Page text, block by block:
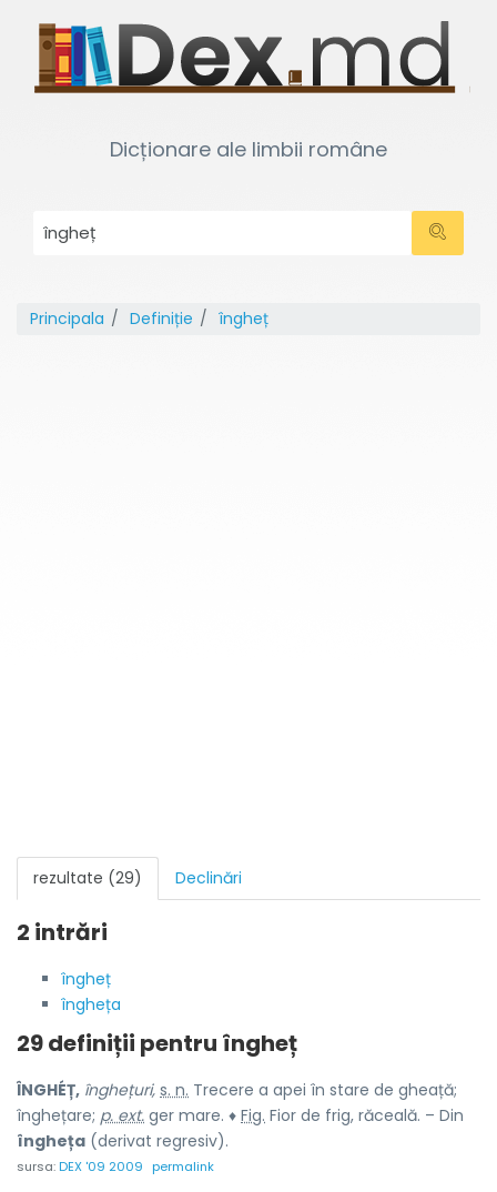
Dicționare ale limbii române
Principala Definiție îngheț
rezultate (29) Declinări
2 intrări
îngheț
îngheța
29 definiții pentru îngheț
ÎNGHÉȚ, înghețuri, s. n. Trecere a apei în stare de gheață;
înghețare; p. ext. ger mare. ♦ Fig. Fior de frig, răceală. – Din
îngheța (derivat regresiv).
sursa:DEX '09 2009 permalink